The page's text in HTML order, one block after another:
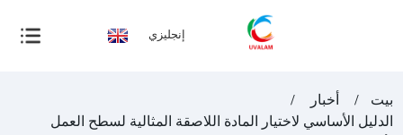
إنجليزي
بيت
أخبار
الدليل الأساسي لاختيار المادة اللاصقة المثالية لسطح العمل